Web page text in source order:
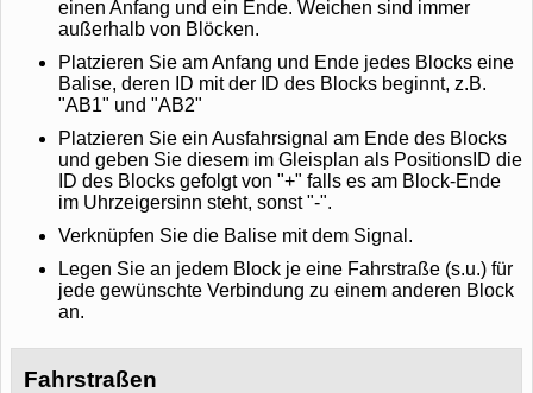
einen Anfang und ein Ende. Weichen sind immer
außerhalb von Blöcken.
Platzieren Sie am Anfang und Ende jedes Blocks eine
Balise, deren ID mit der ID des Blocks beginnt, z.B.
"AB1" und "AB2"
Platzieren Sie ein Ausfahrsignal am Ende des Blocks
und geben Sie diesem im Gleisplan als PositionsID die
ID des Blocks gefolgt von "+" falls es am Block-Ende
im Uhrzeigersinn steht, sonst "-".
Verknüpfen Sie die Balise mit dem Signal.
Legen Sie an jedem Block je eine Fahrstraße (s.u.) für
jede gewünschte Verbindung zu einem anderen Block
an.
Fahrstraßen